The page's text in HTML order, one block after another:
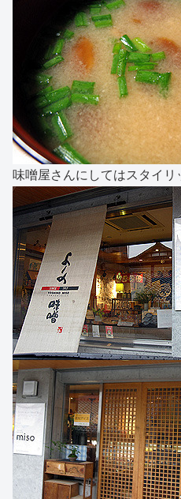
味噌屋さんにしてはスタイリ